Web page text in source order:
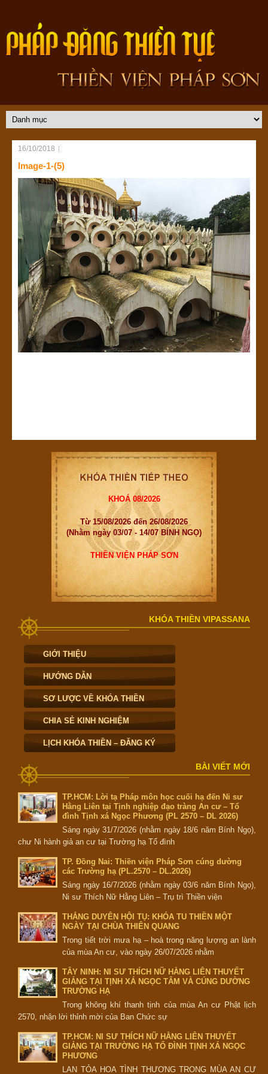
16/10/2018
Image-1-(5)
KHOÁ 08/2026
Từ 15/08/2026 đến 26/08/2026
(Nhằm ngày 03/07 - 14/07 BÍNH NGỌ)
THIỀN VIỆN PHÁP SƠN
KHÓA THIỀN VIPASSANA
GIỚI THIỆU
HƯỚNG DẪN
SƠ LƯỢC VỀ KHÓA THIỀN
CHIA SẺ KINH NGHIỆM
LỊCH KHÓA THIỀN – ĐĂNG KÝ
BÀI VIẾT MỚI
TP.HCM: Lời tạ Pháp môn học cuối hạ đến Ni sư
Hằng Liên tại Tịnh nghiệp đạo tràng An cư – Tổ
đình Tịnh xá Ngọc Phương (PL 2570 – DL 2026)
Sáng ngày 31/7/2026 (nhằm ngày 18/6 năm Bính Ngọ),
chư Ni hành giả an cư tại Trường hạ Tổ đình
TP. Đồng Nai: Thiền viện Pháp Sơn cúng dường
các Trường hạ (PL.2570 – DL.2026)
Sáng ngày 16/7/2026 (nhằm ngày 03/6 năm Bính Ngọ),
Ni sư Thích Nữ Hằng Liên – Trụ trì Thiền viện
THẮNG DUYÊN HỘI TỤ: KHÓA TU THIỀN MỘT
NGÀY TẠI CHÙA THIÊN QUANG
Trong tiết trời mưa hạ – hoà trong năng lượng an lành
của mùa An cư, vào ngày 26/07/2026 nhằm
TÂY NINH: NI SƯ THÍCH NỮ HẰNG LIÊN THUYẾT
GIẢNG TẠI TỊNH XÁ NGỌC TÂM VÀ CÚNG DƯỜNG
TRƯỜNG HẠ
Trong không khí thanh tịnh của mùa An cư Phật lịch
2570, nhận lời thỉnh mời của Ban Chức sự
TP.HCM: NI SƯ THÍCH NỮ HẰNG LIÊN THUYẾT
GIẢNG TẠI TRƯỜNG HẠ TỔ ĐÌNH TỊNH XÁ NGỌC
PHƯƠNG
LAN TỎA HOA TÌNH THƯƠNG TRONG MÙA AN CƯ